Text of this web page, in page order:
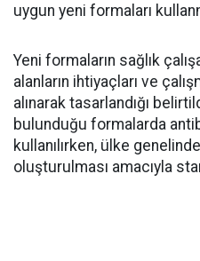
uygun yeni formaları
Yeni formaların sağlık
alanların ihtiyaçları ve
alınarak tasarlandığı
bulunduğu formalarda
kullanılırken, ülke
oluşturulması amacıyla